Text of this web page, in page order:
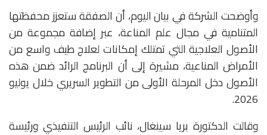
وأوضحت الشركة في بيان اليوم، أن الصفقة ستعزز محفظتها
المتنامية في مجال علم المناعة، عبر إضافة مجموعة من
الأصول العلاجية التي تمتلك إمكانات لعلاج طيف واسع من
الأمراض المناعية، مشيرة إلى أن البرنامج الرائد ضمن هذه
الأصول دخل المرحلة الأولى من التطوير السريري خلال يوليو
2026.
وقالت الدكتورة بريا سينغال، نائب الرئيس التنفيذي ورئيسة